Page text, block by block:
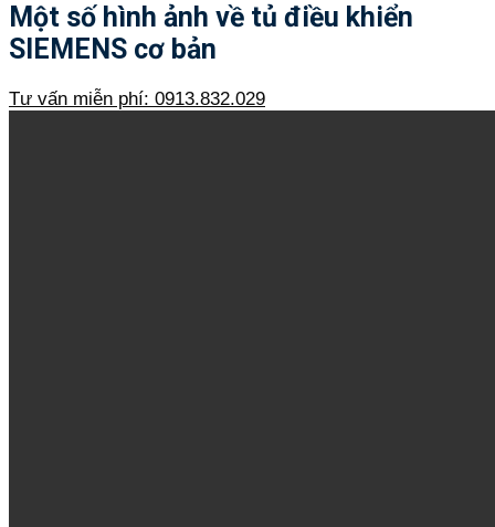
Một số hình ảnh về tủ điều khiển
SIEMENS cơ bản
Tư vấn miễn phí: 0913.832.029